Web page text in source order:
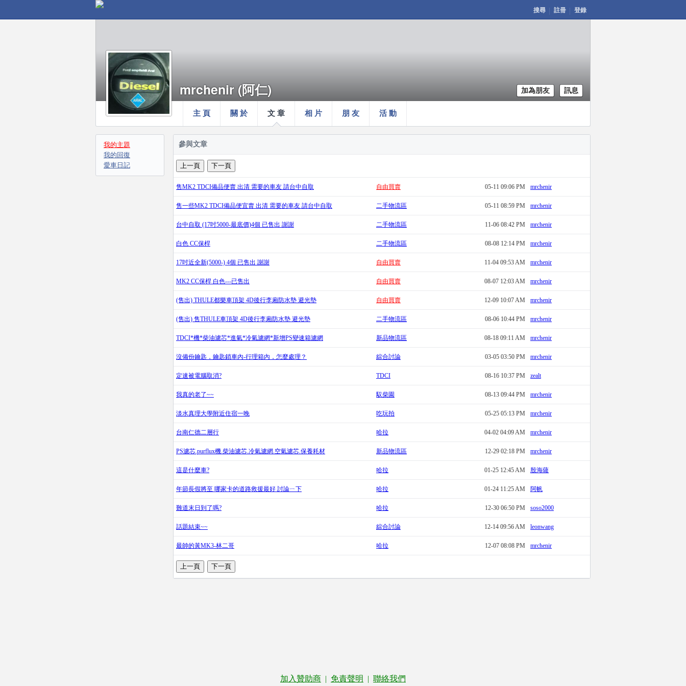
搜尋 註冊 登錄
主 頁 關 於 文 章 相 片 朋 友 活 動
mrchenir (阿仁) 訊息
加為朋友
我的主題
我的回復
愛車日記
參與文章
售MK2 TDCI備品便賣 出清 需要的車友 請台中自取 自由買賣 05-11 09:06 PM mrchenir
售一些MK2 TDCI備品便宜賣 出清 需要的車友 請台中自取 二手物流區 05-11 08:59 PM mrchenir
台中自取 (17吋5000-最底價)4個 已售出 謝謝 二手物流區 11-06 08:42 PM mrchenir
白色 CC保桿 二手物流區 08-08 12:14 PM mrchenir
17吋近全新(5000-) 4個 已售出 謝謝 自由買賣 11-04 09:53 AM mrchenir
MK2 CC保桿 白色---已售出 自由買賣 08-07 12:03 AM mrchenir
(售出) THULE都樂車頂架 4D後行李廂防水墊 避光墊 自由買賣 12-09 10:07 AM mrchenir
(售出) 售THULE車頂架 4D後行李廂防水墊 避光墊 二手物流區 08-06 10:44 PM mrchenir
TDCI*機*柴油濾芯*進氣*冷氣濾網*新增PS變速箱濾網 新品物流區 08-18 09:11 AM mrchenir
沒備份鑰匙，鑰匙鎖車內-行理箱內，怎麼處理？ 綜合討論 03-05 03:50 PM mrchenir
定速被電腦取消? TDCI 08-16 10:37 PM zealt
我真的老了~~ 馭柴園 08-13 09:44 PM mrchenir
淡水真理大學附近住宿一晚 吃玩拍 05-25 05:13 PM mrchenir
台南仁德二層行 哈拉 04-02 04:09 AM mrchenir
PS濾芯.purflux機.柴油濾芯.冷氣濾網.空氣濾芯.保養耗材 新品物流區 12-29 02:18 PM mrchenir
這是什麼車? 哈拉 01-25 12:45 AM 殷海薩
年節長假將至 哪家卡的道路救援最好 討論ㄧ下 哈拉 01-24 11:25 AM 阿帆
難道末日到了嗎? 哈拉 12-30 06:50 PM soso2000
話題結束~~ 綜合討論 12-14 09:56 AM leonwang
最帥的黃MK3-林二哥 哈拉 12-07 08:08 PM mrchenir
加入贊助商 | 免責聲明 | 聯絡我們